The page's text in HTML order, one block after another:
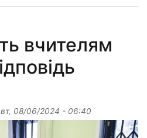
вчителям
вт, 08/06/2024 - 06:40